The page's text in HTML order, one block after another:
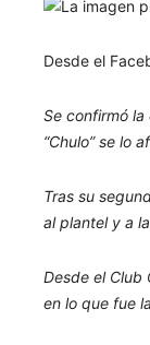
Desde el
Se confirmó
“Chulo” se lo
Tras su
al plantel y a
Desde el Club
en lo que fue